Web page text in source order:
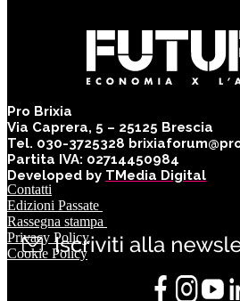
Pro Brixia
Via Caprera, 5 – 25125 Brescia
Tel. 030-3725328
Partita IVA: 02714450984
Developed by TMedia Digital
Contatti
Edizioni Passate
Rassegna stampa
Privacy Policy
Cookie Policy